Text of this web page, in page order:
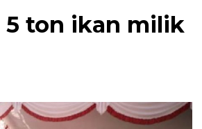
5 ton ikan milik